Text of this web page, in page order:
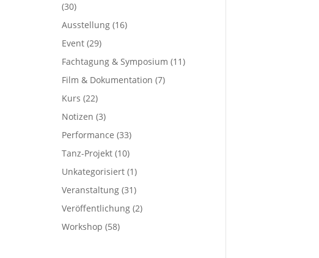
(30)
Ausstellung (16)
Event (29)
Fachtagung & Symposium (11)
Film & Dokumentation (7)
Kurs (22)
Notizen (3)
Performance (33)
Tanz-Projekt (10)
Unkategorisiert (1)
Veranstaltung (31)
Veröffentlichung (2)
Workshop (58)